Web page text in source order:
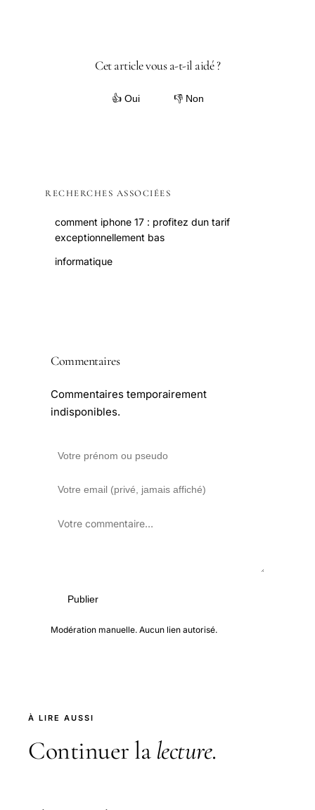
Cet article vous a-t-il aidé ?
👍 Oui 👎 Non
RECHERCHES ASSOCIÉES
comment iphone 17 : profitez dun tarif
exceptionnellement bas
informatique
Commentaires
Commentaires temporairement
indisponibles.
Publier
Modération manuelle. Aucun lien autorisé.
À LIRE AUSSI
Continuer la lecture.